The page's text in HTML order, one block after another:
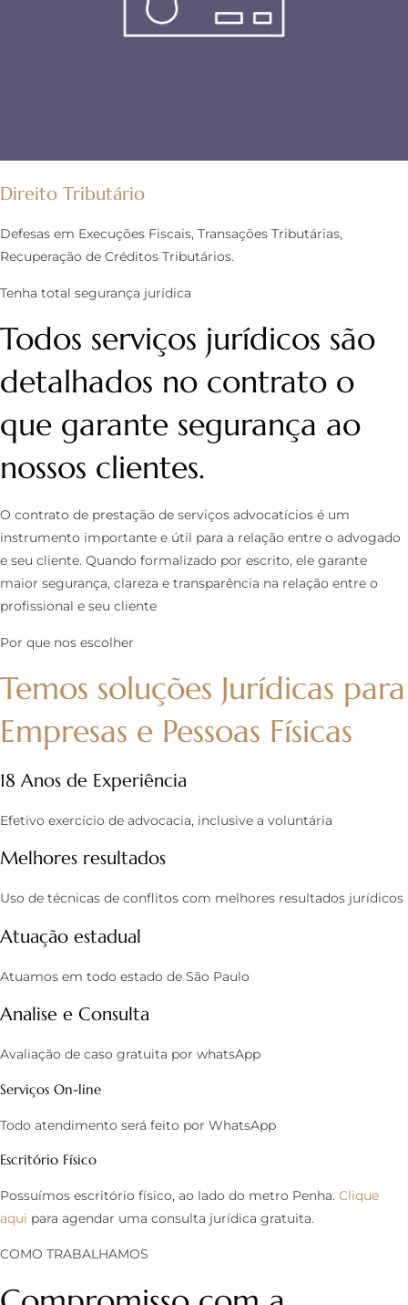
Direito Tributário
Defesas em Execuções Fiscais, Transações Tributárias,
Recuperação de Créditos Tributários.
Tenha total segurança jurídica
Todos serviços jurídicos são
detalhados no contrato o
que garante segurança ao
nossos clientes.
O contrato de prestação de serviços advocatícios é um
instrumento importante e útil para a relação entre o advogado
e seu cliente. Quando formalizado por escrito, ele garante
maior segurança, clareza e transparência na relação entre o
profissional e seu cliente
Por que nos escolher
Temos soluções Jurídicas para
Empresas e Pessoas Físicas
18 Anos de Experiência
Efetivo exercício de advocacia, inclusive a voluntária
Melhores resultados
Uso de técnicas de conflitos com melhores resultados jurídicos
Atuação estadual
Atuamos em todo estado de São Paulo
Analise e Consulta
Avaliação de caso gratuita por whatsApp
Serviços On-line
Todo atendimento será feito por WhatsApp
Escritório Físico
Possuímos escritório físico, ao lado do metro Penha. Clique
aqui para agendar uma consulta jurídica gratuita.
COMO TRABALHAMOS